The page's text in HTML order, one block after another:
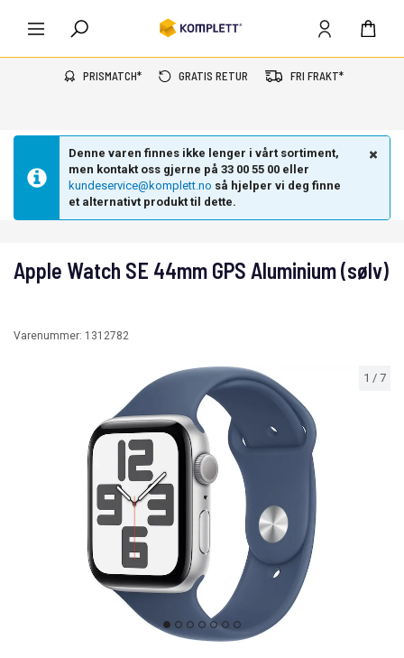
PRISMATCH* GRATIS RETUR FRI FRAKT*
Denne varen finnes ikke lenger i vårt sortiment,
men kontakt oss gjerne på 33 00 55 00 eller
kundeservice@komplett.no så hjelper vi deg finne
et alternativt produkt til dette.
1 / 7
Apple Watch SE 44mm GPS Aluminium (sølv)
Varenummer: 1312782